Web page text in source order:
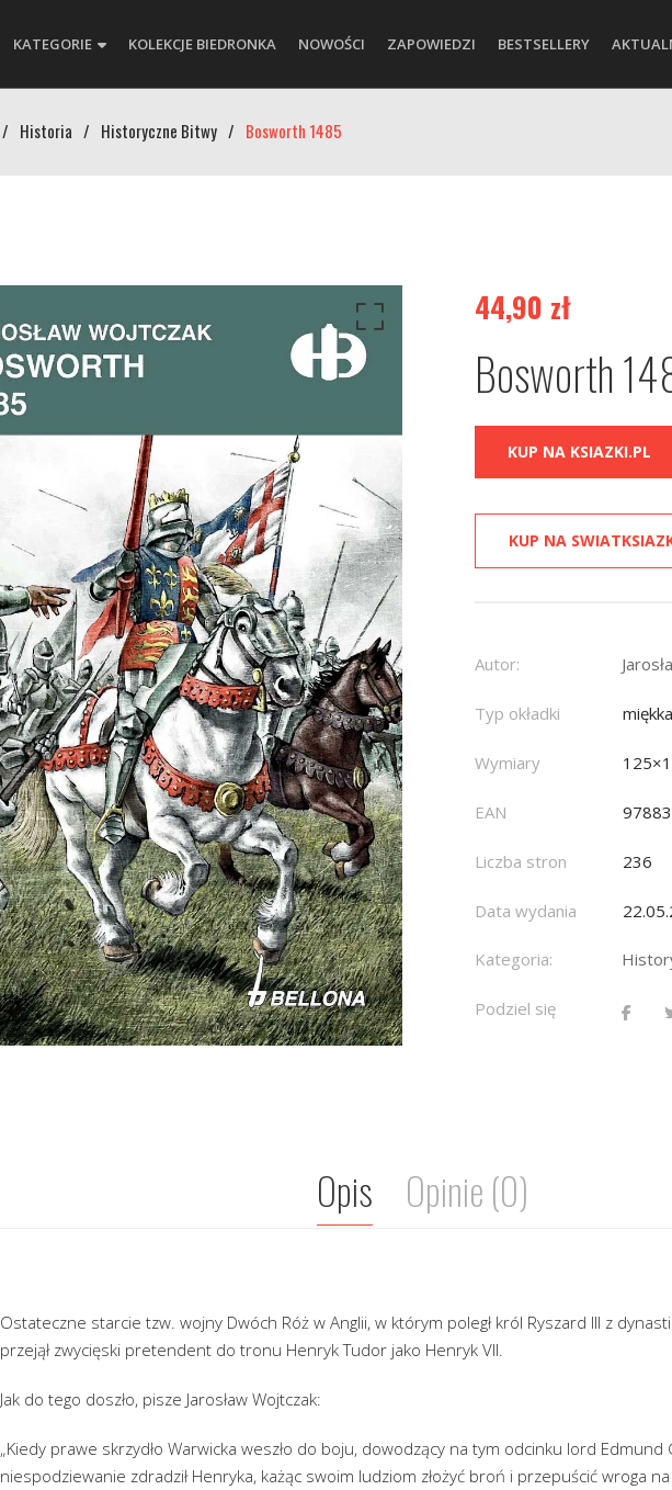
KATEGORIE KOLEKCJE BIEDRONKA NOWOŚCI ZAPOWIEDZI BESTSELLERY
/ Historia / Historyczne Bitwy / Bosworth 1485
44,90 zł
Bosworth
KUP NA KSIAZKI.PL
KUP NA
Autor:
Typ okładki miękka
Wymiary
EAN
Liczba stron 236
Data wydania
Kategoria:
Podziel się
Opis Opinie (0)
Ostateczne starcie tzw. wojny Dwóch Róż w Anglii, w którym poległ król Ryszard III z
przejął zwycięski pretendent do tronu Henryk Tudor jako Henryk VII.
Jak do tego doszło, pisze Jarosław Wojtczak:
„Kiedy prawe skrzydło Warwicka weszło do boju, dowodzący na tym odcinku lord Edmund
niespodziewanie zdradził Henryka, każąc swoim ludziom złożyć broń i przepuścić wroga na